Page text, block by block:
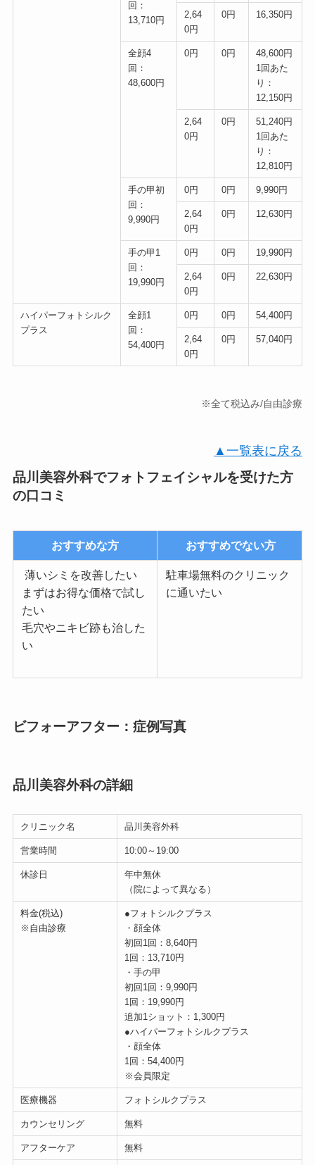
回：
13,710円
2,64
0円
0円 16,350円
全顔4
回：
48,600円
0円 0円
48,600円
1回あた
り：
12,150円
2,64
0円
0円
51,240円
1回あた
り：
12,810円
手の甲初
回：
9,990円
0円 0円 9,990円
2,64
0円
0円 12,630円
手の甲1
回：
19,990円
0円 0円 19,990円
2,64
0円
0円 22,630円
ハイパーフォトシルク
プラス
全顔1
回：
54,400円
0円 0円 54,400円
2,64
0円
0円 57,040円
※全て税込み/自由診療
▲一覧表に戻る
品川美容外科でフォトフェイシャルを受けた方
の口コミ
おすすめな方 おすすめでない方
薄いシミを改善したい
まずはお得な価格で試し
たい
毛穴やニキビ跡も治した
い
駐車場無料のクリニック
に通いたい
ビフォーアフター：症例写真
品川美容外科の詳細
クリニック名 品川美容外科
営業時間 10:00～19:00
休診日
年中無休
（院によって異なる）
料金(税込)
※自由診療
●フォトシルクプラス
・顔全体
初回1回：8,640円
1回：13,710円
・手の甲
初回1回：9,990円
1回：19,990円
追加1ショット：1,300円
●ハイパーフォトシルクプラス
・顔全体
1回：54,400円
※会員限定
医療機器 フォトシルクプラス
カウンセリング 無料
アフターケア 無料